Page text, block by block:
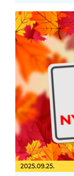
2025.09.25.